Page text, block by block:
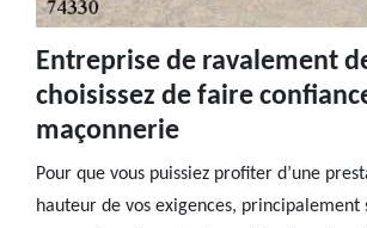
Entreprise de ravalement
choisissez de faire
maçonnerie
Pour que vous puissiez profiter d’une
hauteur de vos exigences, principalement